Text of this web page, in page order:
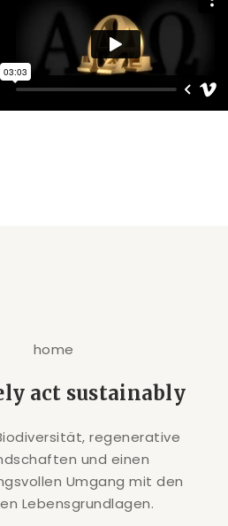
act sustainably
regenerative
und einen
Umgang mit den
Lebensgrundlagen.